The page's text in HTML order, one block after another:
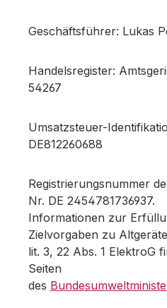
Geschäftsführer: Lukas
Handelsregister:
54267
Umsatzsteuer-
DE812260688
Registrierungsnummer
Nr. DE 2454781736937.
Informationen zur
Zielvorgaben zu
lit. 3, 22 Abs. 1 ElektroG
Seiten
des